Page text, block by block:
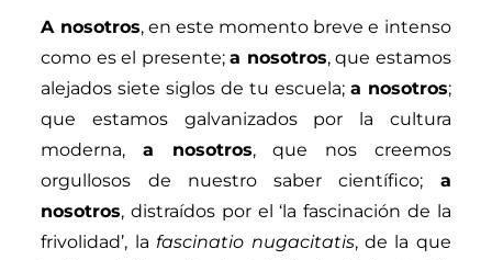
A nosotros, en este momento breve e intenso
como es el presente;a nosotros, que estamos
alejados siete siglos de tu escuela; a nosotros;
que estamos galvanizados por la cultura
moderna,a nosotros, que nos creemos
orgullosos de nuestro saber científico; a
nosotros, distraídos por el ‘la fascinación de la
frivolidad’, la fascinatio nugacitatis, de la que